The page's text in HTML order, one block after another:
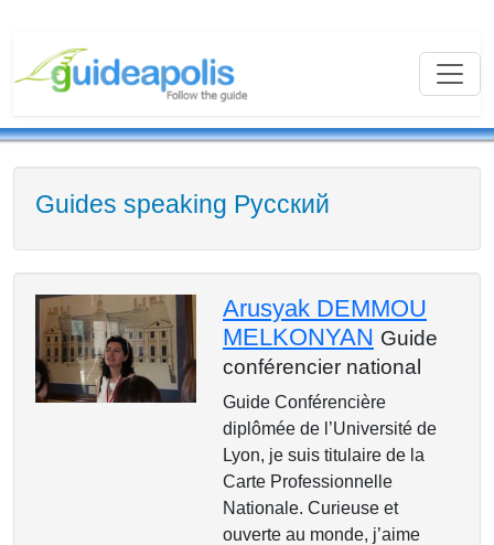
Guides speaking Русский
Arusyak DEMMOU
MELKONYAN Guide
conférencier national
Guide Conférencière
diplômée de l’Université de
Lyon, je suis titulaire de la
Carte Professionnelle
Nationale. Curieuse et
ouverte au monde, j’aime